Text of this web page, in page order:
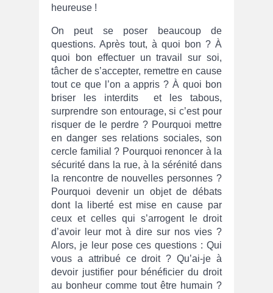
heureuse !
On peut se poser beaucoup de
questions. Après tout, à quoi bon ? À
quoi bon effectuer un travail sur soi,
tâcher de s’accepter, remettre en cause
tout ce que l’on a appris ? À quoi bon
briser les interdits et les tabous,
surprendre son entourage, si c’est pour
risquer de le perdre ? Pourquoi mettre
en danger ses relations sociales, son
cercle familial ? Pourquoi renoncer à la
sécurité dans la rue, à la sérénité dans
la rencontre de nouvelles personnes ?
Pourquoi devenir un objet de débats
dont la liberté est mise en cause par
ceux et celles qui s’arrogent le droit
d’avoir leur mot à dire sur nos vies ?
Alors, je leur pose ces questions : Qui
vous a attribué ce droit ? Qu’ai-je à
devoir justifier pour bénéficier du droit
au bonheur comme tout être humain ?